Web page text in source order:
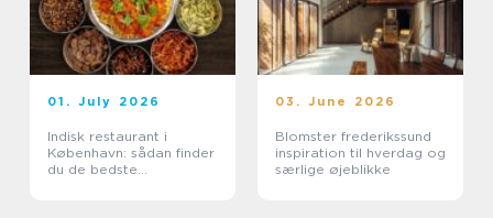
01. July 2026
Indisk restaurant i
København: sådan finder
du de bedste
03. June 2026
Blomster frederikssund
inspiration til hverdag og
særlige øjeblikke